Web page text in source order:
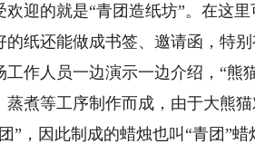
的就是“青团造纸坊”。在这里
的纸还能做成书签、邀请函，特
工作人员一边演示一边介绍，“熊
蒸煮等工序制作而成，由于大熊
”，因此制成的蜡烛也叫“青团”蜡